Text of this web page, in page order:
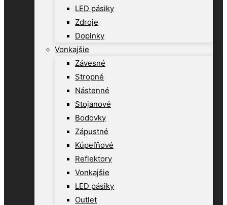
LED pásiky
Zdroje
Doplnky
Vonkajšie
Závesné
Stropné
Nástenné
Stojanové
Bodovky
Zápustné
Kúpeľňové
Reflektory
Vonkajšie
LED pásiky
Outlet